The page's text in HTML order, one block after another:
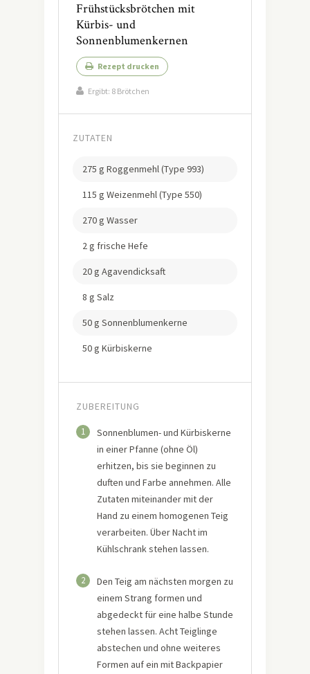
Frühstücksbrötchen mit
Kürbis- und
Sonnenblumenkernen
Rezept drucken
Ergibt: 8 Brötchen
ZUTATEN
275 g Roggenmehl (Type 993)
115 g Weizenmehl (Type 550)
270 g Wasser
2 g frische Hefe
20 g Agavendicksaft
8 g Salz
50 g Sonnenblumenkerne
50 g Kürbiskerne
ZUBEREITUNG
1
Sonnenblumen- und Kürbiskerne
in einer Pfanne (ohne Öl)
erhitzen, bis sie beginnen zu
duften und Farbe annehmen. Alle
Zutaten miteinander mit der
Hand zu einem homogenen Teig
verarbeiten. Über Nacht im
Kühlschrank stehen lassen.
2
Den Teig am nächsten morgen zu
einem Strang formen und
abgedeckt für eine halbe Stunde
stehen lassen. Acht Teiglinge
abstechen und ohne weiteres
Formen auf ein mit Backpapier